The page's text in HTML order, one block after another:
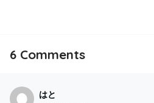
6Comments
はと